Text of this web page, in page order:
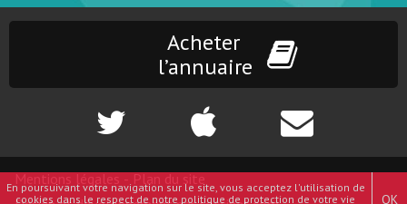
Acheter
l’annuaire
Mentions légales
Plan du site
En poursuivant votre navigation sur le site, vous acceptez l'utilisation de
cookies dans le respect de notre politique de protection de votre vie
OK